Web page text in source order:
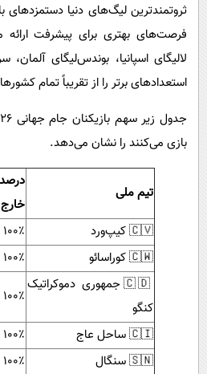
ثروتمندترین لیگ‌های دنیا دستمزدهای
فرصت‌های بهتری برای پیشرفت ارائه
استعدادهای برتر را از تقریباً تمام
بازی می‌کنند را نشان می‌دهد.
تیم ملی
خارج
🇨🇻 کیپ‌ورد
۱۰۰٪
🇨🇼 کوراسائو
۱۰۰٪
🇨🇩 جمهوری دموکراتیک
کنگو
۱۰۰٪
🇨🇮 ساحل عاج
۱۰۰٪
🇸🇳 سنگال
۱۰۰٪